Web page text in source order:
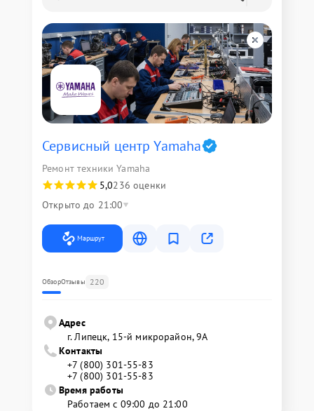
Сервисный центр Yamaha
Ремонт техники Yamaha
5,0236 оценки
Открыто до 21:00
Маршрут
ОбзорОтзывы 220
Адрес
г. Липецк, 15-й микрорайон, 9А
Контакты
+7 (800) 301-55-83
+7 (800) 301-55-83
Время работы
Работаем с 09:00 до 21:00